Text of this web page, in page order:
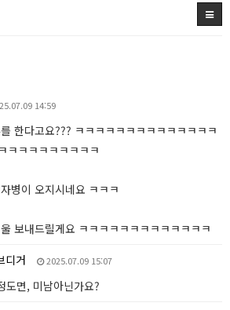
14:59
한다고요??? ㅋㅋㅋㅋㅋㅋㅋㅋㅋㅋㅋㅋㅋㅋ
ㅋㅋㅋㅋㅋㅋㅋㅋㅋ
병이 오지시네요 ㅋㅋㅋ
보내드릴게요 ㅋㅋㅋㅋㅋㅋㅋㅋㅋㅋㅋㅋㅋ
디거
2025.07.09 15:07
도면, 미남아닌가요?